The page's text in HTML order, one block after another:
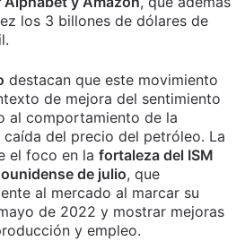
los 3 billones de dólares de
destacan que este movimiento
de mejora del sentimiento
al comportamiento de la
del precio del petróleo. La
el foco en la fortaleza del ISM
de julio, que
al mercado al marcar su
de 2022 y mostrar mejoras
y empleo.